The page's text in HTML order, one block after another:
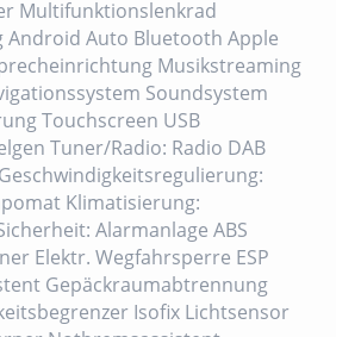
Multifunktionslenkrad
Android Auto Bluetooth Apple
Musikstreaming
Soundsystem
Touchscreen USB
Tuner/Radio: Radio DAB
Klimatisierung:
Alarmanlage ABS
Elektr. Wegfahrsperre ESP
Gepäckraumabtrennung
Isofix Lichtsensor